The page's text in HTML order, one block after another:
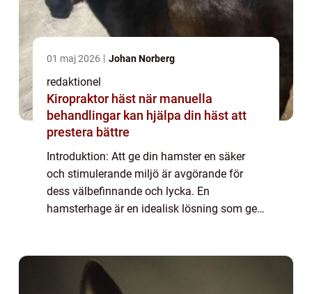
01 maj 2026 Johan Norberg
redaktionel
Kiropraktor häst när manuella
behandlingar kan hjälpa din häst att
prestera bättre
Introduktion: Att ge din hamster en säker
och stimulerande miljö är avgörande för
dess välbefinnande och lycka. En
hamsterhage är en idealisk lösning som ger